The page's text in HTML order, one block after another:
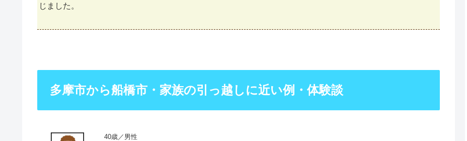
じました。
多摩市から船橋市・家族の引っ越しに近い例・体験談
40歳／男性